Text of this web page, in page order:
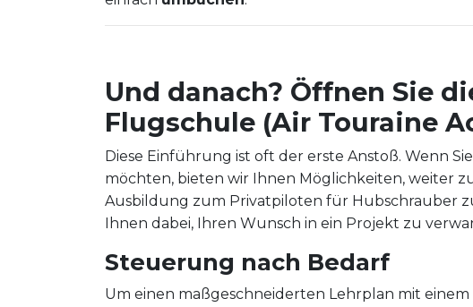
Und danach? Öffnen Sie
Flugschule (Air Touraine
Diese Einführung ist oft der erste Anstoß. Wenn
möchten, bieten wir Ihnen Möglichkeiten, weiter
Ausbildung zum Privatpiloten für Hubschrauber
Ihnen dabei, Ihren Wunsch in ein Projekt zu
Steuerung nach Bedarf
Um einen maßgeschneiderten Lehrplan mit